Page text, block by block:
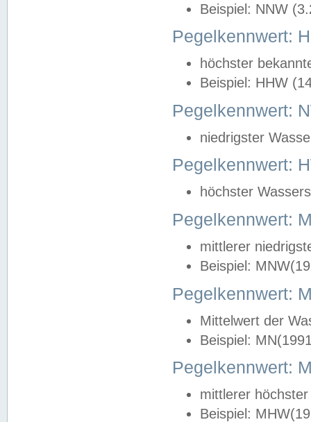
Beispiel: NNW
Pegelkennwert:
höchster
Beispiel: HHW
Pegelkennwert:
niedrigster
Pegelkennwert:
höchster
Pegelkennwert:
mittlerer
Beispiel:
Pegelkennwert:
Mittelwert der
Beispiel:
Pegelkennwert:
mittlerer
Beispiel: